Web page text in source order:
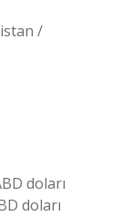
/
doları
doları